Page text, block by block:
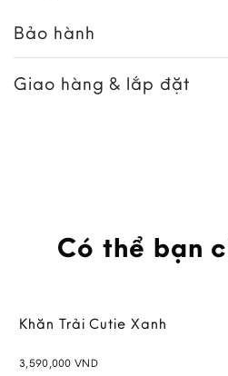
Bảo hành
Giao hàng & lắp đặt
Có thể bạn
Khăn Trải Cutie Xanh
3,590,000 VND